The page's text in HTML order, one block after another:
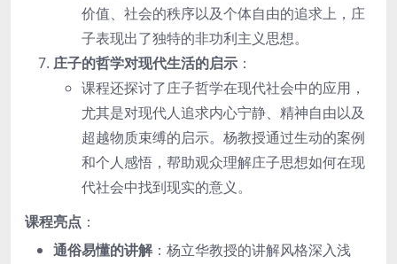
价值、社会的秩序以及个体自由的追求上，庄
子表现出了独特的非功利主义思想。
庄子的哲学对现代生活的启示 ：
课程还探讨了庄子哲学在现代社会中的应用，
尤其是对现代人追求内心宁静、精神自由以及
超越物质束缚的启示。杨教授通过生动的案例
和个人感悟，帮助观众理解庄子思想如何在现
代社会中找到现实的意义。
课程亮点 ：
通俗易懂的讲解：杨立华教授的讲解风格深入浅